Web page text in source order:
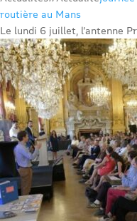
routière au Mans
Le lundi 6 juillet, l’antenne